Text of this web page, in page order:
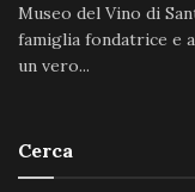
Museo del Vino di
famiglia fondatrice e
un vero...
Cerca